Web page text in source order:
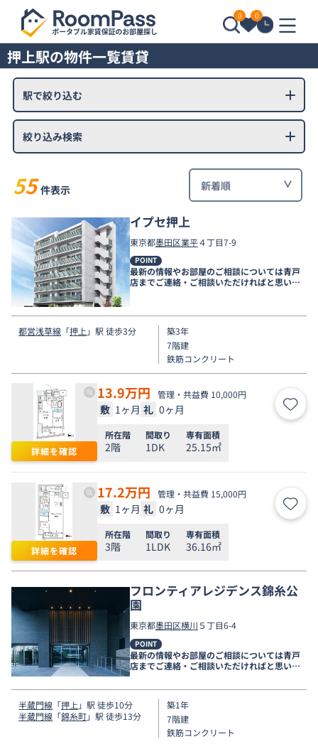
0 0
押上駅の物件一覧賃貸
駅で絞り込む
絞り込み検索
55 件表示
イプセ押上
東京都墨田区業平４丁目7-9
POINT
最新の情報やお部屋のご相談については青戸
店までご連絡・ご相談いただければと思いま
す。
都営浅草線 「押上 」駅 徒歩3分
築3年
7階建
鉄筋コンクリート
詳細を確認
13.9万円 管理・共益費 10,000円
敷 1ヶ月 礼 0ヶ月 お気
所在階
2階
間取り
1DK
専有面積
25.15㎡
詳細を確認
17.2万円 管理・共益費 15,000円
敷 1ヶ月 礼 0ヶ月 お気
所在階
3階
間取り
1LDK
専有面積
36.16㎡
フロンティアレジデンス錦糸公
園
東京都墨田区横川５丁目6-4
POINT
最新の情報やお部屋のご相談については青戸
店までご連絡・ご相談いただければと思いま
す。
半蔵門線 「押上 」駅 徒歩10分
半蔵門線 「錦糸町」駅 徒歩13分
築1年
7階建
鉄筋コンクリート